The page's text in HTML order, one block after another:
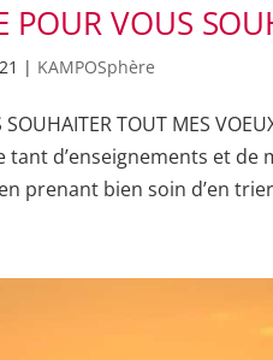
POUR VOUS
| KAMPOSphère
SOUHAITER TOUT MES
tant d’enseignements et de
prenant bien soin d’en